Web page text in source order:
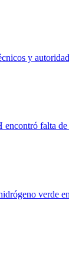
y
encontró falta de
verde